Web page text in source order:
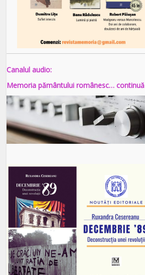
Canalul audio:
Memoria pământului românesc… continuă